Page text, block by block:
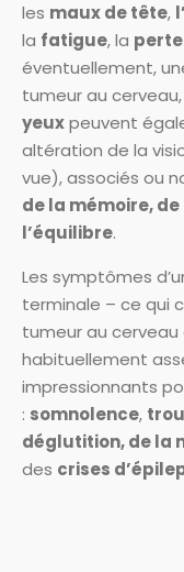
les maux de tête,
la fatigue, la
éventuellement,
tumeur au
yeuxpeuvent
altération de la
vue), associés ou
de la mémoire,
l’équilibre.
Les symptômes
terminale – ce qui
tumeur au cerveau
habituellement
impressionnants
: somnolence,
déglutition, de la
des crises